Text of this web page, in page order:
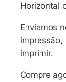
Horizontal
Enviamos
impressão,
imprimir.
Compre